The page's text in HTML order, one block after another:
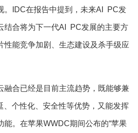
。IDC在报告中提到，未来AI PC发
合将为下一代AI PC发展的主要方
性能竞争加剧、生态建设及杀手级应
融合已经是目前主流趋势，既能够兼
、个性化、安全性等优势，又能发挥
能。在苹果WWDC期间公布的“苹果